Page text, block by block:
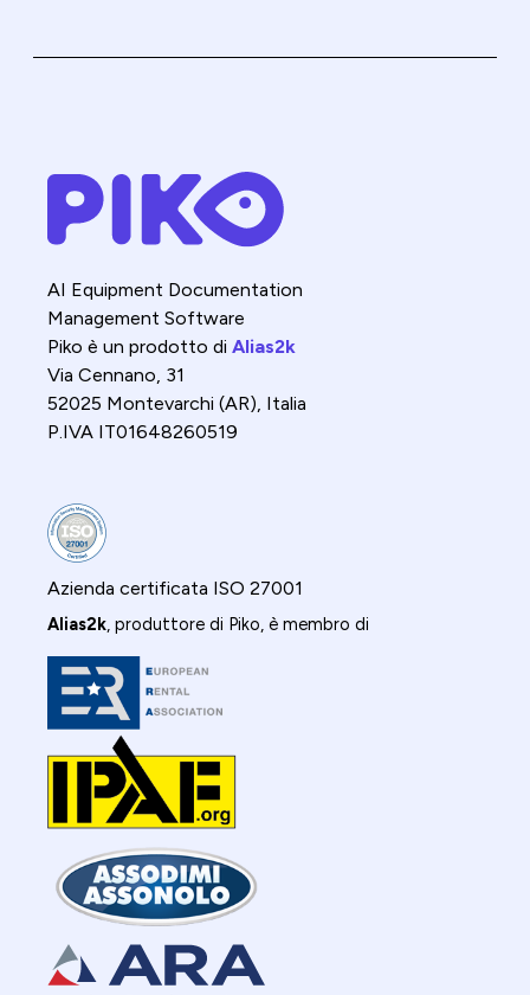
AI Equipment Documentation
Management Software
Piko è un prodotto di Alias2k
Via Cennano, 31
52025 Montevarchi (AR), Italia
P.IVA IT01648260519
Azienda certificata ISO 27001
Alias2k , produttore di Piko, è membro di